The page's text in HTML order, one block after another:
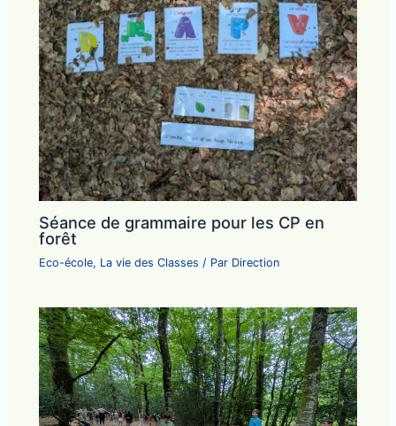
Séance de grammaire pour les CP en
forêt
Eco-école, La vie des Classes / Par Direction